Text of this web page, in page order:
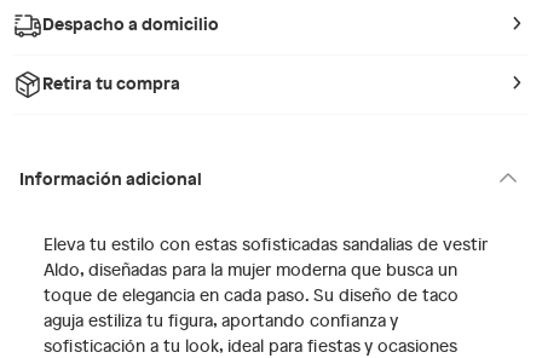
Despacho a domicilio
Retira tu compra
Información adicional
Eleva tu estilo con estas sofisticadas sandalias de vestir
Aldo, diseñadas para la mujer moderna que busca un
toque de elegancia en cada paso. Su diseño de taco
aguja estiliza tu figura, aportando confianza y
sofisticación a tu look, ideal para fiestas y ocasiones